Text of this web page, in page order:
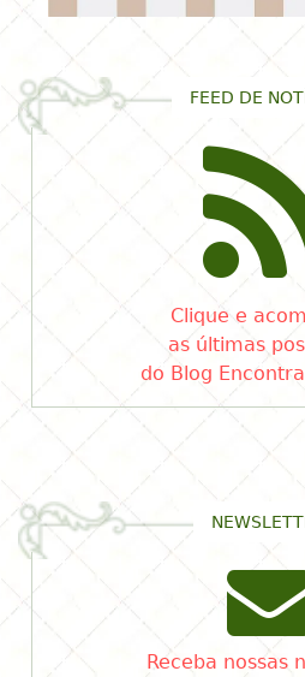
FEED DE
Clique e
as últimas
do Blog
Receba nossas